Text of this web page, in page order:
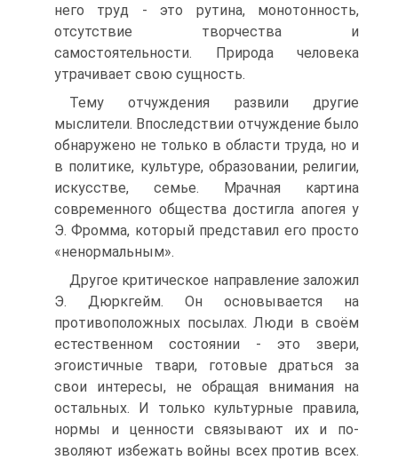
него труд - это рутина, монотонность,
отсутствие творчества и
самостоятельности. Природа человека
утрачивает свою сущность.
Тему отчуждения развили другие
мыслители. Впоследствии отчуждение было
обнаружено не только в области труда, но и
в политике, культуре, образовании, религии,
искусстве, семье. Мрачная картина
современного общества достигла апогея у
Э. Фромма, который представил его просто
«ненормальным».
Другое критическое направление заложил
Э. Дюркгейм. Он основывается на
противоположных посылах. Люди в своём
естественном состоянии - это звери,
эгоистичные твари, готовые драться за
свои интересы, не обращая внимания на
остальных. И только культурные правила,
нормы и ценности связывают их и по­
зволяют избежать войны всех против всех.